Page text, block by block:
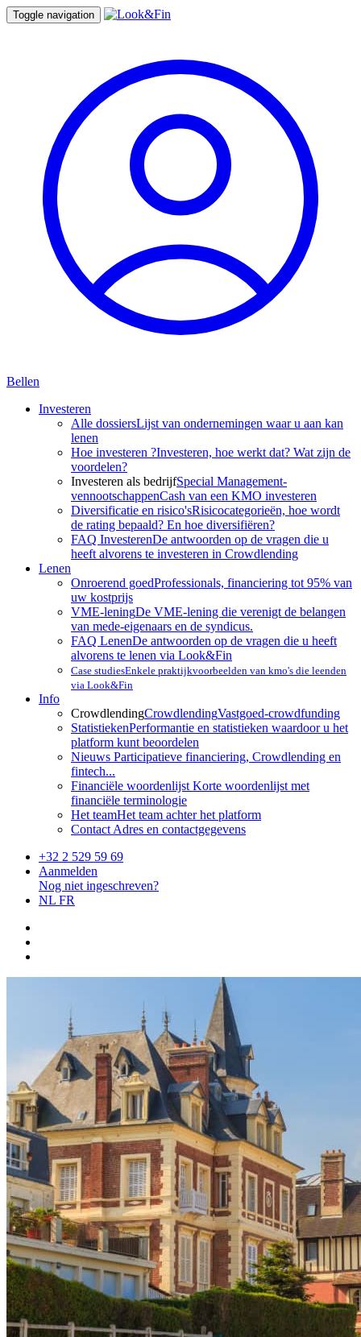
Toggle navigation
Bellen
Investeren
Alle dossiersLijst van ondernemingen waar u aan kan
lenen
Hoe investeren ?Investeren, hoe werkt dat? Wat zijn de
voordelen?
Investeren als bedrijfSpecial Management-
vennootschappenCash van een KMO investeren
Diversificatie en risico'sRisicocategorieën, hoe wordt
de rating bepaald? En hoe diversifiëren?
FAQ InvesterenDe antwoorden op de vragen die u
heeft alvorens te investeren in Crowdlending
Lenen
Onroerend goedProfessionals, financiering tot 95% van
uw kostprijs
VME-leningDe VME-lening die verenigt de belangen
van mede-eigenaars en de syndicus.
FAQ LenenDe antwoorden op de vragen die u heeft
alvorens te lenen via Look&Fin
Case studiesEnkele praktijkvoorbeelden van kmo's die leenden
via Look&Fin
Info
CrowdlendingCrowdlendingVastgoed-crowdfunding
StatistiekenPerformantie en statistieken waardoor u het
platform kunt beoordelen
Nieuws Participatieve financiering, Crowdlending en
fintech...
Financiële woordenlijst Korte woordenlijst met
financiële terminologie
Het teamHet team achter het platform
Contact Adres en contactgegevens
+32 2 529 59 69
Aanmelden
Nog niet ingeschreven?
NL FR